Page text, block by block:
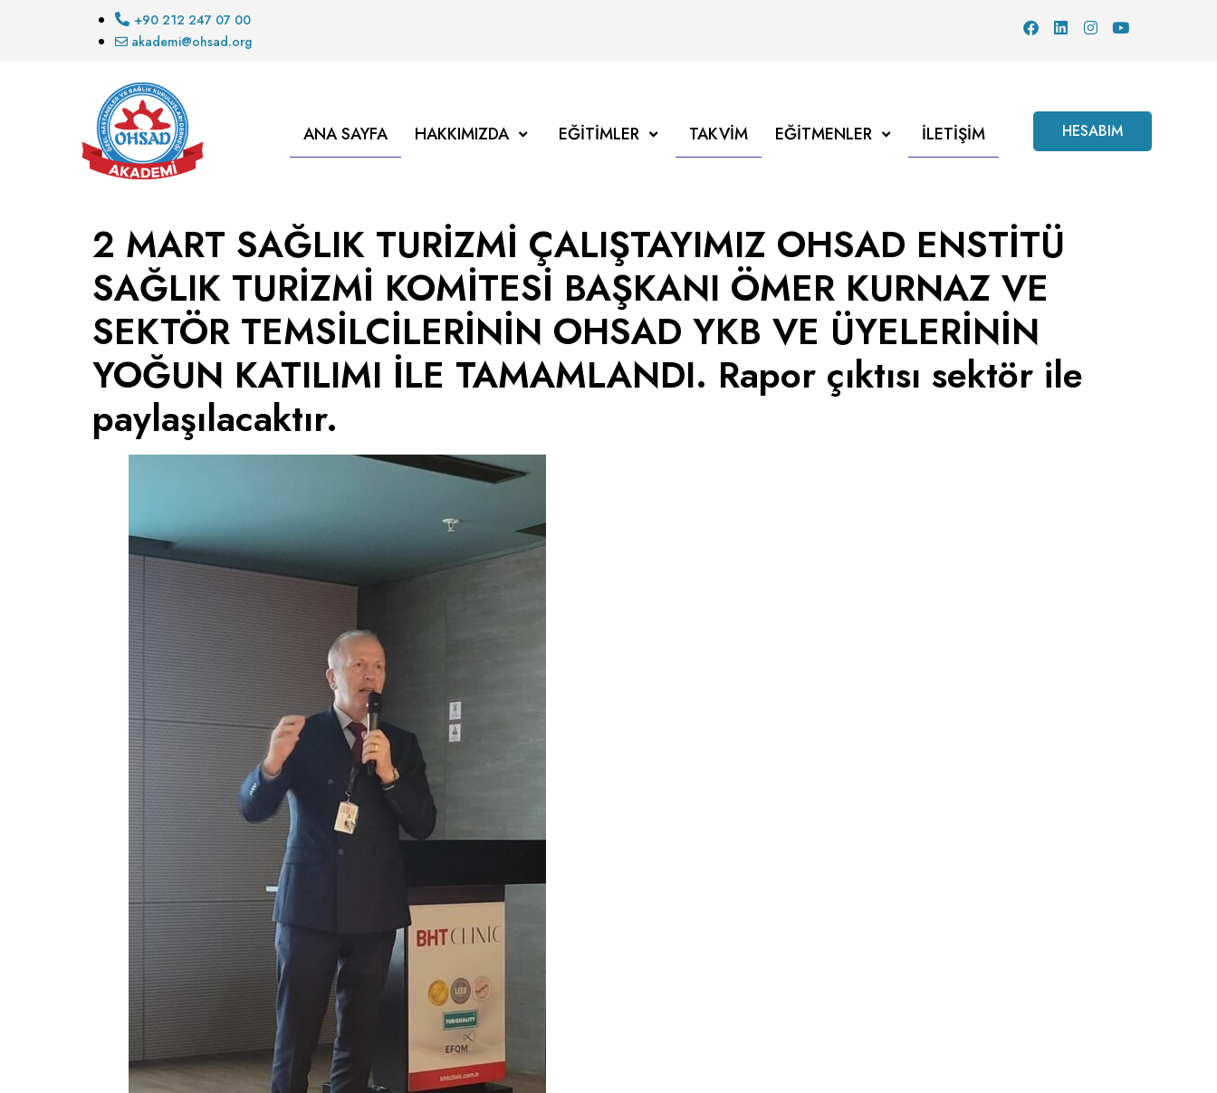
+90 212 247 07 00
akademi@ohsad.org
ANA SAYFA HAKKIMIZDA EĞITIMLER TAKVIM EĞITMENLER İLETIŞIM HESABIM
2 MART SAĞLIK TURİZMİ ÇALIŞTAYIMIZ OHSAD ENSTİTÜ
SAĞLIK TURİZMİ KOMİTESİ BAŞKANI ÖMER KURNAZ VE
SEKTÖR TEMSİLCİLERİNİN OHSAD YKB VE ÜYELERİNİN
YOĞUN KATILIMI İLE TAMAMLANDI. Rapor çıktısı sektör ile
paylaşılacaktır.